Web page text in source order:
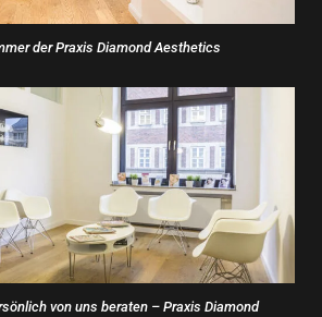
der Praxis Diamond Aesthetics
von uns beraten – Praxis Diamond